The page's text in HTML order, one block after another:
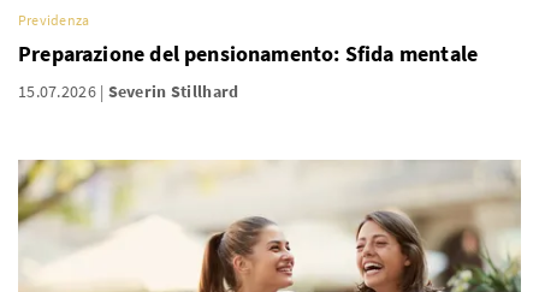
Previdenza
Preparazione del pensionamento: Sfida mentale
15.07.2026 Severin Stillhard